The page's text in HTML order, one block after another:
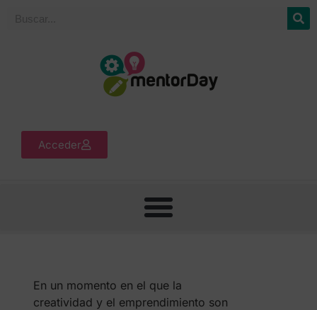
Acceder
En un momento en el que la
creatividad y el emprendimiento son